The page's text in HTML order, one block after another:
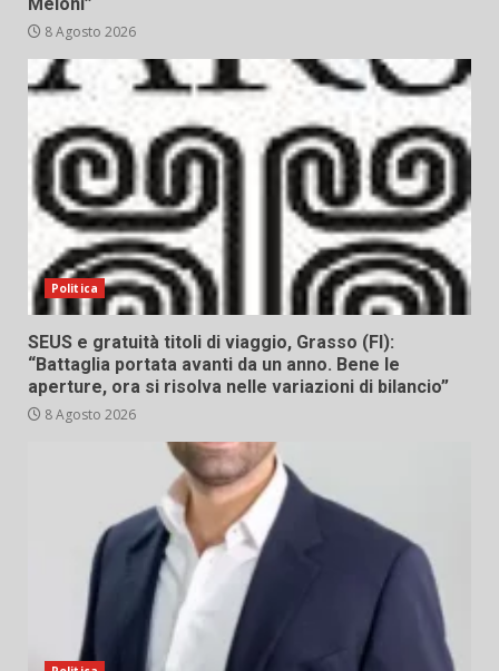
8 Agosto 2026
Politica
SEUS e gratuità titoli di viaggio, Grasso (FI):
“Battaglia portata avanti da un anno. Bene le
aperture, ora si risolva nelle variazioni di bilancio”
8 Agosto 2026